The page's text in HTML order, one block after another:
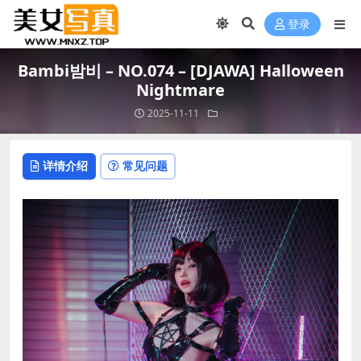
登录
Bambi밤비 – NO.074 – [DJAWA] Halloween
Nightmare
2025-11-11
详情介绍 常见问题